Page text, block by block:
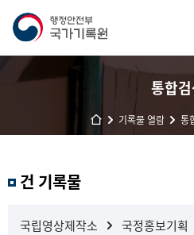
통합
기록물 열람 통
과 건 기록물
국립영상제작소 국정홍보기획